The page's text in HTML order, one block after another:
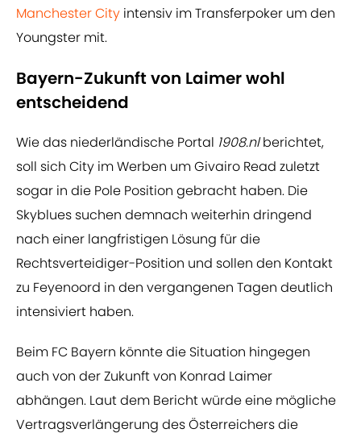
Manchester City intensiv im Transferpoker um den
Youngster mit.
Bayern-Zukunft von Laimer wohl
entscheidend
Wie das niederländische Portal 1908.nlberichtet,
soll sich City im Werben um Givairo Read zuletzt
sogar in die Pole Position gebracht haben. Die
Skyblues suchen demnach weiterhin dringend
nach einer langfristigen Lösung für die
Rechtsverteidiger-Position und sollen den Kontakt
zu Feyenoord in den vergangenen Tagen deutlich
intensiviert haben.
Beim FC Bayern könnte die Situation hingegen
auch von der Zukunft von Konrad Laimer
abhängen. Laut dem Bericht würde eine mögliche
Vertragsverlängerung des Österreichers die